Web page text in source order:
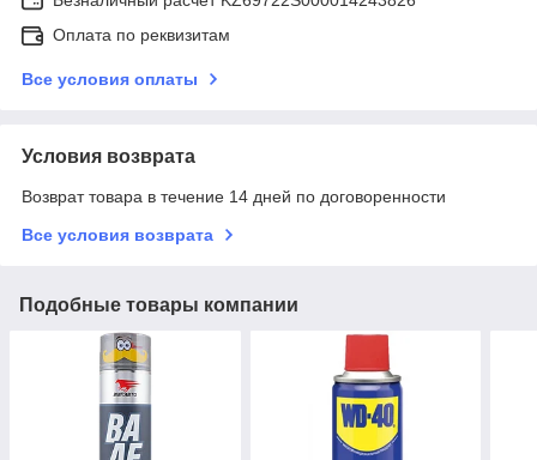
Оплата по реквизитам
Все условия оплаты
Условия возврата
Возврат товара в течение 14 дней по договоренности
Все условия возврата
Подобные товары компании